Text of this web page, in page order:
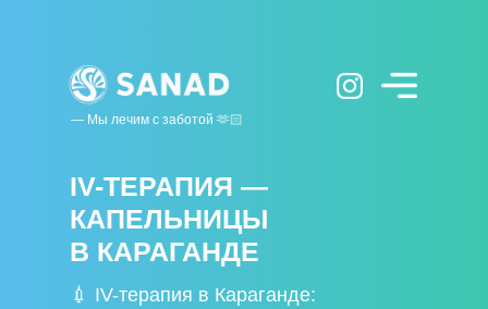
IV-ТЕРАПИЯ —
КАПЕЛЬНИЦЫ
В КАРАГАНДЕ
💉 IV-терапия в Караганде:
— Мы лечим с заботой 🫶🏻